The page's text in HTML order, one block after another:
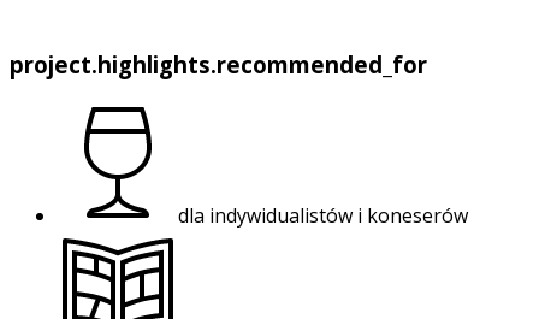
project.highlights.recommended_for
dla indywidualistów i koneserów